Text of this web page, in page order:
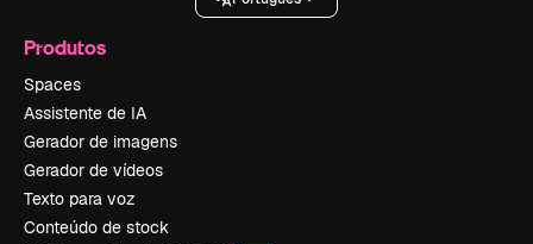
Produtos
Spaces
Assistente de IA
Gerador de imagens
Gerador de vídeos
Texto para voz
Conteúdo de stock